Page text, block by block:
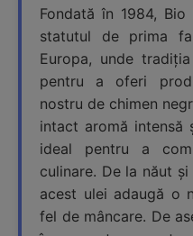
Fondată în 1984,
statutul de prima
Europa, unde
pentru a oferi
nostru de chimen
intact aromă intensă
ideal pentru a
culinare. De la năut
acest ulei adaugă o
fel de mâncare. De